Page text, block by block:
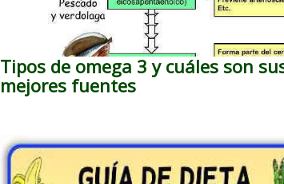
Tipos de omega 3 y cuáles son
mejores fuentes